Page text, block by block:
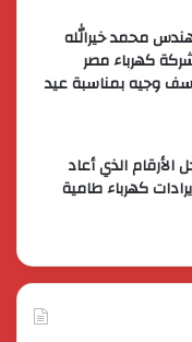
محمد خيرالله
كهرباء مصر
وجيه بمناسبة عيد
الذي أعاد
كهرباء طامية